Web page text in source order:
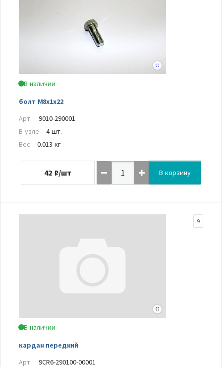
В наличии
болт M8х1х22
Арт.
9010-290001
В узле
4 шт.
Вес
0.013 кг
42 ₽/шт В корзину
В наличии
кардан передний
9
Арт.
9CR6-290100-00001